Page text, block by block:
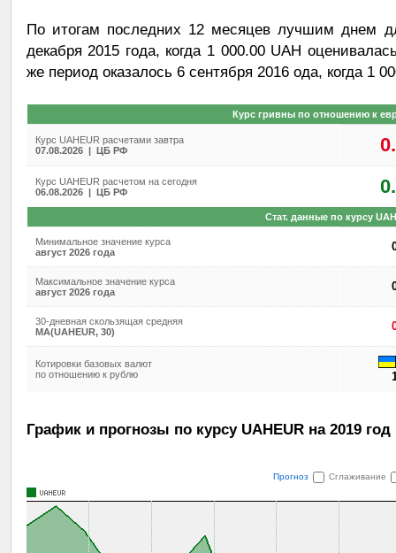
По итогам последних 12 месяцев лучшим днем
декабря 2015 года, когда 1 000.00 UAH
же период оказалось 6 сентября 2016 ода, когда 1
Курс гривны по отношению к
Курс UAHEUR расчетами завтра
07.08.2026 | ЦБ РФ
Курс UAHEUR расчетом на сегодня
06.08.2026 | ЦБ РФ
Стат. данные по курсу
Минимальное значение курса
август 2026 года
Максимальное значение курса
август 2026 года
30-дневная скользящая средняя
MA(UAHEUR, 30)
Котировки базовых валют
по отношению к рублю
График и прогнозы по курсу UAHEUR на 2019 год
Прогноз Сглаживание